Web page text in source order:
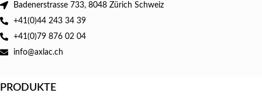
Badenerstrasse 733, 8048 Zürich Schweiz
+41(0)44 243 34 39
+41(0)79 876 02 04
info@axlac.ch
PRODUKTE